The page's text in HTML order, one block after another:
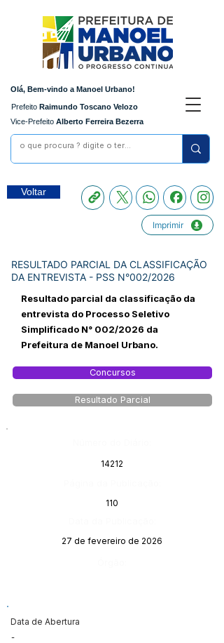
Olá, Bem-vindo a Manoel Urbano!
Prefeito Raimundo Toscano Velozo
Vice-Prefeito Alberto Ferreira Bezerra
Voltar
Imprimir
RESULTADO PARCIAL DA CLASSIFICAÇÃO
DA ENTREVISTA - PSS N°002/2026
Resultado parcial da classificação da
entrevista do Processo Seletivo
Simplificado N° 002/2026 da
Prefeitura de Manoel Urbano.
Concursos
Resultado Parcial
14212
110
27 de fevereiro de 2026
Data de Abertura
-